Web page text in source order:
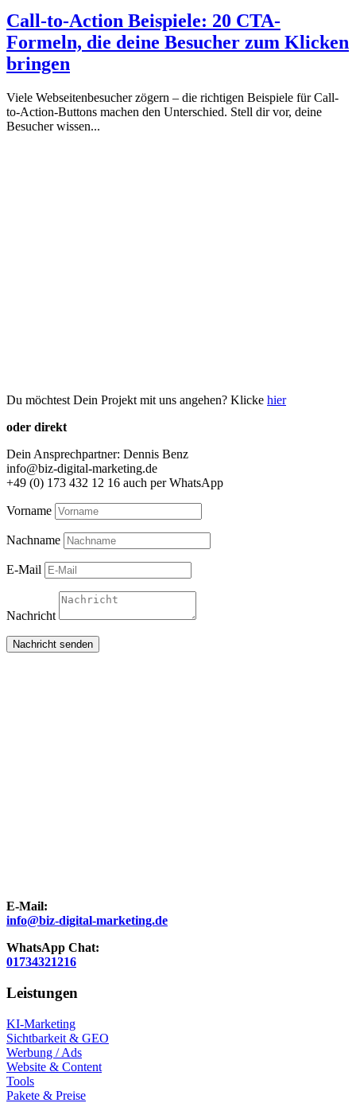
Call-to-Action Beispiele: 20 CTA-
Formeln, die deine Besucher zum Klicken
bringen
Viele Webseitenbesucher zögern – die richtigen Beispiele für Call-
to-Action-Buttons machen den Unterschied. Stell dir vor, deine
Besucher wissen...
Du möchtest Dein Projekt mit uns angehen? Klicke hier
oder direkt
Dein Ansprechpartner: Dennis Benz
info@biz-digital-marketing.de
+49 (0) 173 432 12 16 auch per WhatsApp
Vorname
Nachname
E-Mail
Nachricht
Nachricht senden
E-Mail:
info@biz-digital-marketing.de
WhatsApp Chat:
01734321216
Leistungen
KI-Marketing
Sichtbarkeit & GEO
Werbung / Ads
Website & Content
Tools
Pakete & Preise